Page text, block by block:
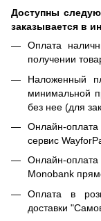
Доступны
заказывается в
Оплата
получении
Наложенный
минимальной
без нее (для
Онлайн-
сервис
Онлайн-
Monobank
Оплата в
доставки